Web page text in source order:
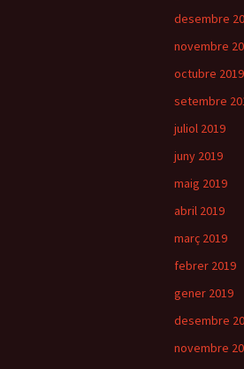
desembre
novembre
octubre 2019
setembre
juliol 2019
juny 2019
maig 2019
abril 2019
març 2019
febrer 2019
gener 2019
desembre
novembre